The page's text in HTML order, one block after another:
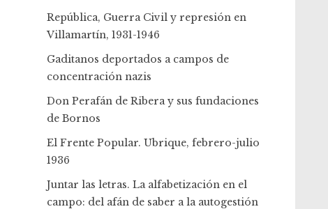
República, Guerra Civil y represión en
Villamartín, 1931-1946
Gaditanos deportados a campos de
concentración nazis
Don Perafán de Ribera y sus fundaciones
de Bornos
El Frente Popular. Ubrique, febrero-julio
1936
Juntar las letras. La alfabetización en el
campo: del afán de saber a la autogestión